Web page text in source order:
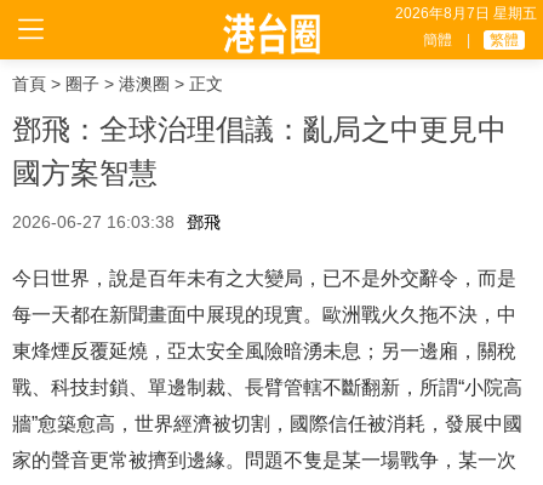
2026年8月7日 星期五
簡體
繁體
首頁 > 圈子 > 港澳圈 > 正文
鄧飛：全球治理倡議：亂局之中更見中
國方案智慧
2026-06-27 16:03:38 鄧飛
今日世界，說是百年未有之大變局，已不是外交辭令，而是
每一天都在新聞畫面中展現的現實。歐洲戰火久拖不決，中
東烽煙反覆延燒，亞太安全風險暗湧未息；另一邊廂，關稅
戰、科技封鎖、單邊制裁、長臂管轄不斷翻新，所謂“小院高
牆”愈築愈高，世界經濟被切割，國際信任被消耗，發展中國
家的聲音更常被擠到邊緣。問題不隻是某一場戰争，某一次